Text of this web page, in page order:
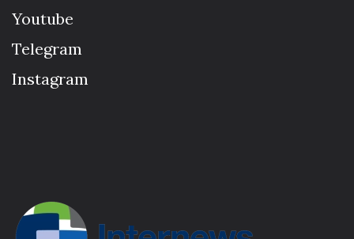
Youtube
Telegram
Instagram